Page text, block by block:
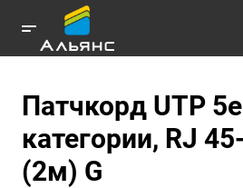
Патчкорд UTP 5e
категории, RJ
(2м) G